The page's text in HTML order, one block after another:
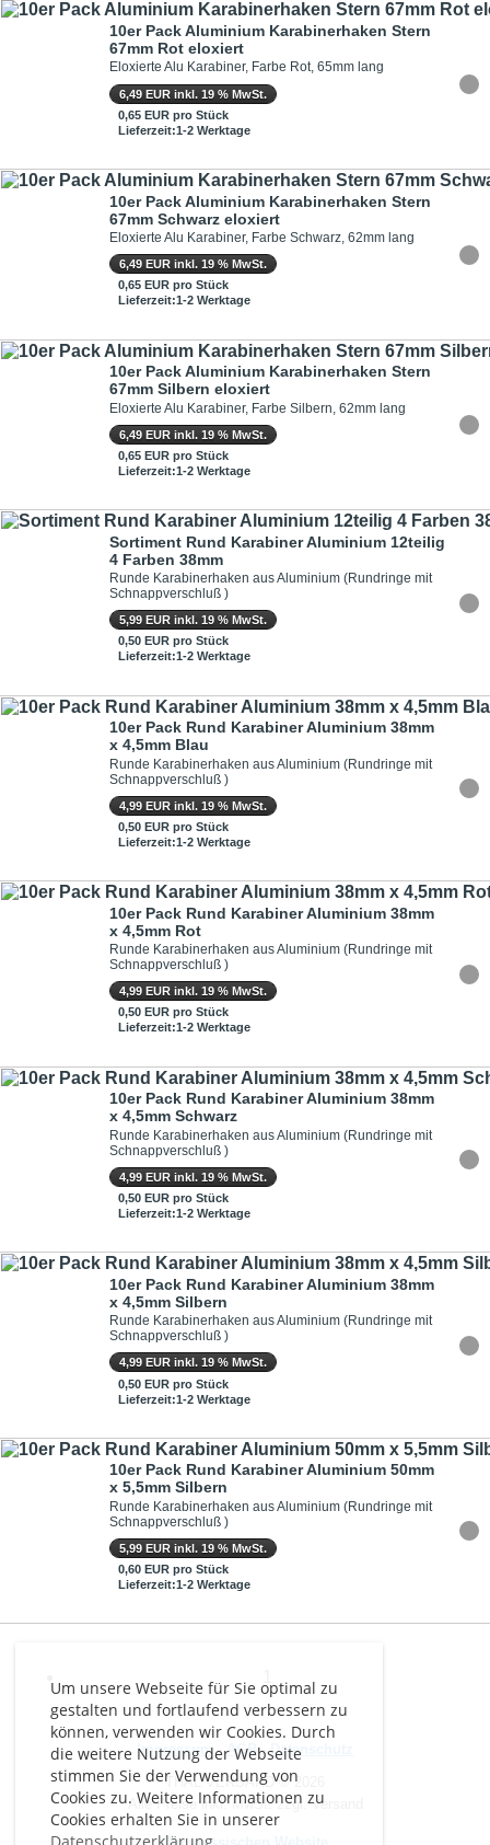
Um unsere Webseite für Sie optimal zu
gestalten und fortlaufend verbessern zu
können, verwenden wir Cookies. Durch
die weitere Nutzung der Webseite
stimmen Sie der Verwendung von
Cookies zu. Weitere Informationen zu
Cookies erhalten Sie in unserer
10er Pack Aluminium Karabinerhaken Stern
67mm Rot eloxiert
Eloxierte Alu Karabiner, Farbe Rot, 65mm lang
6,49 EUR inkl. 19 % MwSt.
0,65 EUR pro Stück
Lieferzeit:1-2 Werktage
10er Pack Aluminium Karabinerhaken Stern
67mm Schwarz eloxiert
Eloxierte Alu Karabiner, Farbe Schwarz, 62mm lang
6,49 EUR inkl. 19 % MwSt.
0,65 EUR pro Stück
Lieferzeit:1-2 Werktage
10er Pack Aluminium Karabinerhaken Stern
67mm Silbern eloxiert
Eloxierte Alu Karabiner, Farbe Silbern, 62mm lang
6,49 EUR inkl. 19 % MwSt.
0,65 EUR pro Stück
Lieferzeit:1-2 Werktage
Sortiment Rund Karabiner Aluminium 12teilig
4 Farben 38mm
Runde Karabinerhaken aus Aluminium (Rundringe mit
Schnappverschluß )
5,99 EUR inkl. 19 % MwSt.
0,50 EUR pro Stück
Lieferzeit:1-2 Werktage
10er Pack Rund Karabiner Aluminium 38mm
x 4,5mm Blau
Runde Karabinerhaken aus Aluminium (Rundringe mit
Schnappverschluß )
4,99 EUR inkl. 19 % MwSt.
0,50 EUR pro Stück
Lieferzeit:1-2 Werktage
10er Pack Rund Karabiner Aluminium 38mm
x 4,5mm Rot
Runde Karabinerhaken aus Aluminium (Rundringe mit
Schnappverschluß )
4,99 EUR inkl. 19 % MwSt.
0,50 EUR pro Stück
Lieferzeit:1-2 Werktage
10er Pack Rund Karabiner Aluminium 38mm
x 4,5mm Schwarz
Runde Karabinerhaken aus Aluminium (Rundringe mit
Schnappverschluß )
4,99 EUR inkl. 19 % MwSt.
0,50 EUR pro Stück
Lieferzeit:1-2 Werktage
10er Pack Rund Karabiner Aluminium 38mm
x 4,5mm Silbern
Runde Karabinerhaken aus Aluminium (Rundringe mit
Schnappverschluß )
4,99 EUR inkl. 19 % MwSt.
0,50 EUR pro Stück
Lieferzeit:1-2 Werktage
10er Pack Rund Karabiner Aluminium 50mm
x 5,5mm Silbern
Runde Karabinerhaken aus Aluminium (Rundringe mit
Schnappverschluß )
5,99 EUR inkl. 19 % MwSt.
0,60 EUR pro Stück
Lieferzeit:1-2 Werktage
Impressum-AGB-Datenschutz
THAL VERSAND © 2026
Alle Preise inkl. MwSt. zzgl. Versand